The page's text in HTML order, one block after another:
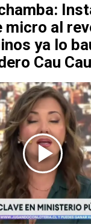
micro al
ya lo
Cau